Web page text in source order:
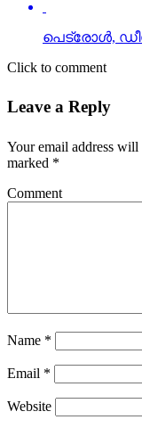
പെട്രോള്‍,
Click to comment
Leave a Reply
Your email address will
marked *
Comment
Name *
Email *
Website